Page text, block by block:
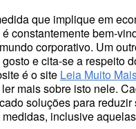
que implique em
constantemente bem-
corporativo. Um
e cita-se a respeito
é o site Leia Muito
mais sobre isto nele.
soluções para reduzir
inclusive